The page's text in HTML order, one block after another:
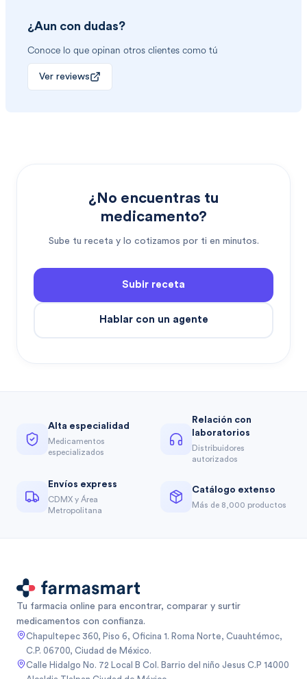
¿Aun con dudas?
Conoce lo que opinan otros clientes como tú
Ver reviews
¿No encuentras tu
medicamento?
Sube tu receta y lo cotizamos por ti en minutos.
Subir receta
Hablar con un agente
Alta especialidad
Medicamentos
especializados
Relación con
laboratorios
Distribuidores
autorizados
Envíos express
CDMX y Área
Metropolitana
Catálogo extenso
Más de 8,000 productos
Tu farmacia online para encontrar, comparar y surtir
medicamentos con confianza.
Chapultepec 360, Piso 6, Oficina 1. Roma Norte, Cuauhtémoc,
C.P. 06700, Ciudad de México.
Calle Hidalgo No. 72 Local B Col. Barrio del niño Jesus C.P 14000